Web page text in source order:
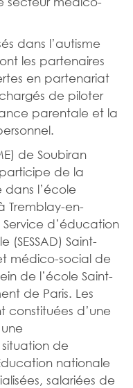
dans l’autisme
les partenaires
en partenariat
de piloter
parentale et la
de Soubiran
participe de la
dans l’école
Tremblay-en-
Service d’éducation
Saint-
médico-social de
de l’école Saint-
de Paris. Les
constituées d’une
de
nationale
salariées de